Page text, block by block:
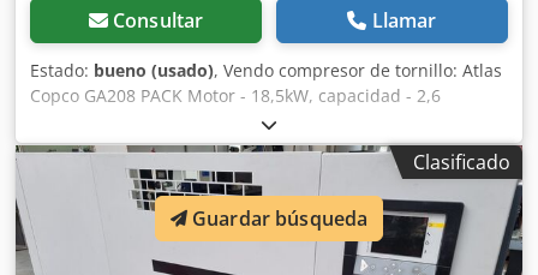
Consultar Llamar
Estado: bueno (usado), Vendo compresor de tornillo: Atlas
Copco GA208 PACK Motor - 18,5kW, capacidad - 2,6
m3/min., aire comprimido max.8 bar Dimensiones: 2200 x
1140 x 1250 mm Credpfsmk E Drex Afkof 38370 horas de
trabajo Todo en orden de trabajo.
Clasificado
Guardar búsqueda